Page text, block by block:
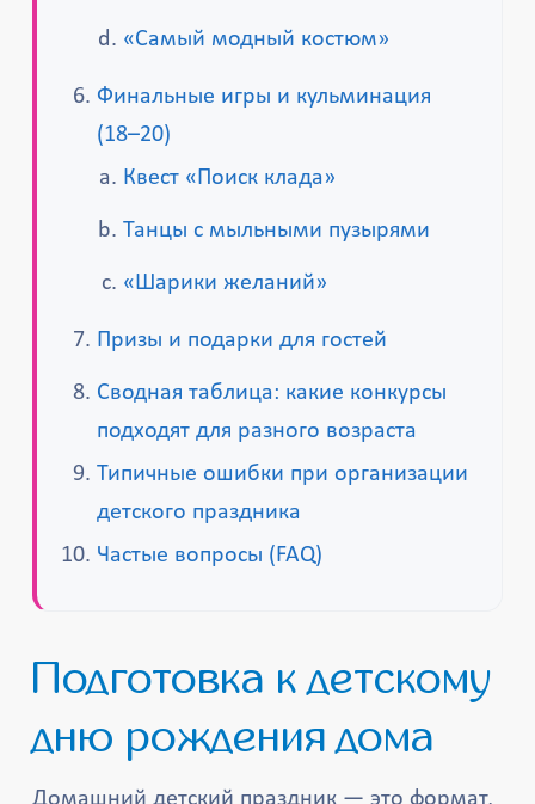
«Самый модный костюм»
Финальные игры и кульминация
(18–20)
Квест «Поиск клада»
Танцы с мыльными пузырями
«Шарики желаний»
Призы и подарки для гостей
Сводная таблица: какие конкурсы
подходят для разного возраста
Типичные ошибки при организации
детского праздника
Частые вопросы (FAQ)
Подготовка к детскому
дню рождения дома
Домашний детский праздник — это формат,